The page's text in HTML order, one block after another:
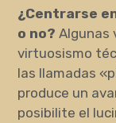
¿Centrarse
o no? Algunas
virtuosismo
las llamadas
produce un
posibilite el